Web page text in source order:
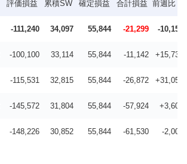
評価損益 累積SW 確定損益 合計損益 前週比
-111,240 34,097 55,844 -21,299 -10,157
-100,100 33,114 55,844 -11,142 +15,730
-115,531 32,815 55,844 -26,872 +31,052
-145,572 31,804 55,844 -57,924 +3,606
-148,226 30,852 55,844 -61,530 -2,001